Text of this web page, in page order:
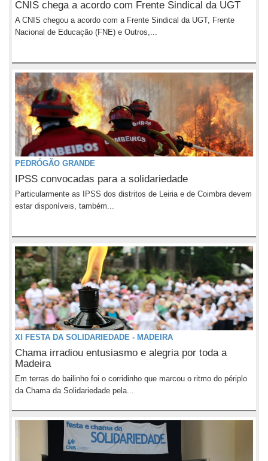
CNIS chega a acordo com Frente Sindical da UGT
A CNIS chegou a acordo com a Frente Sindical da UGT, Frente
Nacional de Educação (FNE) e Outros,...
PEDRÓGÃO GRANDE
IPSS convocadas para a solidariedade
Particularmente as IPSS dos distritos de Leiria e de Coimbra devem
estar disponíveis, também...
XI FESTA DA SOLIDARIEDADE - MADEIRA
Chama irradiou entusiasmo e alegria por toda a
Madeira
Em terras do bailinho foi o corridinho que marcou o ritmo do périplo
da Chama da Solidariedade pela...